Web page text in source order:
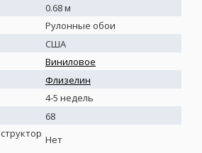
0.68 м
Рулонные обои
США
Виниловое
Флизелин
4-5 недель
68
Нет